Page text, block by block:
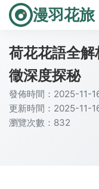
漫羽花旅
荷花花語全
徵深度探秘
發佈時間：2025-11-
更新時間：2025-11-
瀏覽次數：832